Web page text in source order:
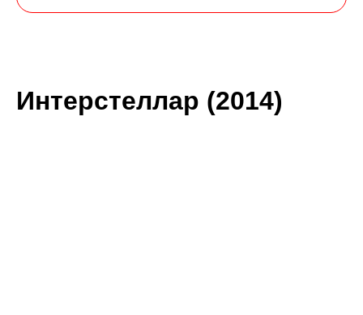
Интерстеллар (2014)